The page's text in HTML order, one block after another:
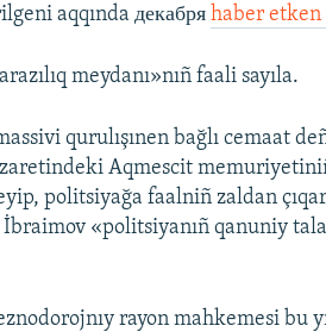
aqqında декабряhaber etken
meydanı»nıñ faali sayıla.
qurulışınen bağlı cemaat
Aqmescit
politsiyağa faalniñ zaldan
«politsiyanıñ qanuniy
rayon mahkemesi bu